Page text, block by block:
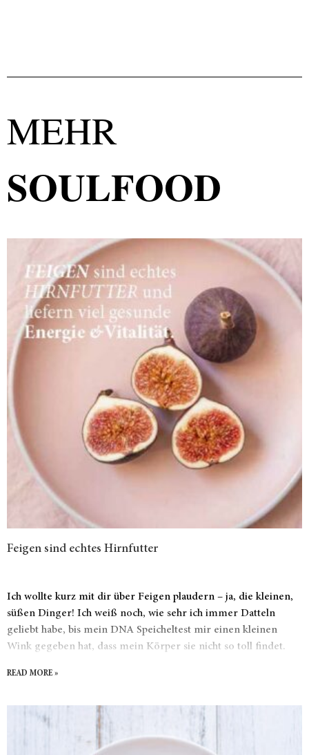
MEHR
SOULFOOD
Feigen sind echtes Hirnfutter
Ich wollte kurz mit dir über Feigen plaudern – ja, die kleinen,
süßen Dinger! Ich weiß noch, wie sehr ich immer Datteln
geliebt habe, bis mein DNA Speicheltest mir einen kleinen
Wink gegeben hat, dass mein Körper sie nicht so toll findet.
READ MORE »